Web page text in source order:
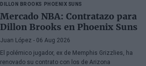
DILLON BROOKS PHOENIX SUNS
Mercado NBA: Contratazo para
Dillon Brooks en Phoenix Suns
Juan López - 06 Aug 2026
El polémico jugador, ex de Memphis Grizzlies, ha
renovado su contrato con los de Arizona